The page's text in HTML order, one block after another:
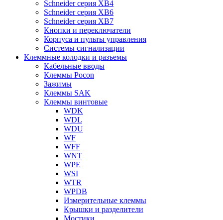
Schneider серия XB4
Schneider серия XB6
Schneider серия XB7
Кнопки и переключатели
Корпуса и пульты управления
Системы сигнализации
Клеммные колодки и разъемы
Кабельные вводы
Клеммы Pocon
Зажимы
Клеммы SAK
Клеммы винтовые
WDK
WDL
WDU
WF
WFF
WNT
WPE
WSI
WTR
WPDB
Измерительные клеммы
Крышки и разделители
Мостики